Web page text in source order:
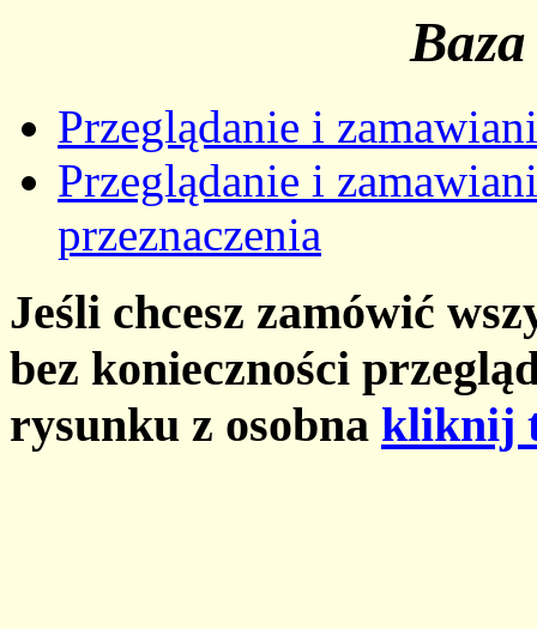
Przeglądanie i
Przeglądanie i
przeznaczenia
Jeśli chcesz zamówić
bez konieczności
rysunku z osobna kliknij